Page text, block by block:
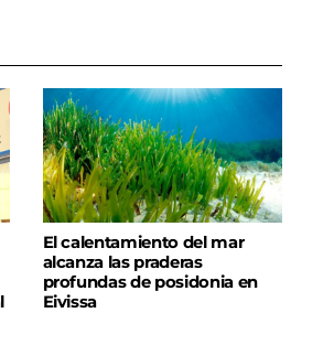
El calentamiento del mar
alcanza las praderas
profundas de posidonia en
Eivissa